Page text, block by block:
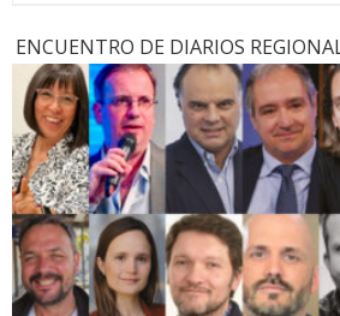
ENCUENTRO DE DIARIOS